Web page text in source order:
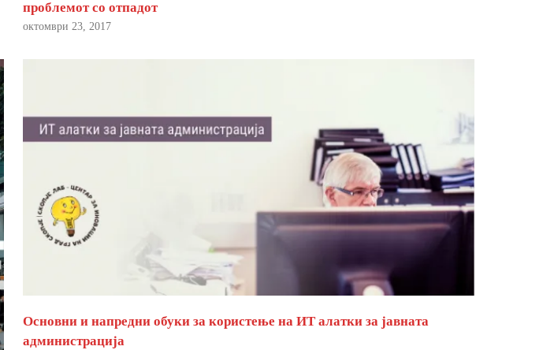
проблемот со отпадот
октомври 23, 2017
Основни и напредни обуки за користење на ИТ алатки за јавната
администрација